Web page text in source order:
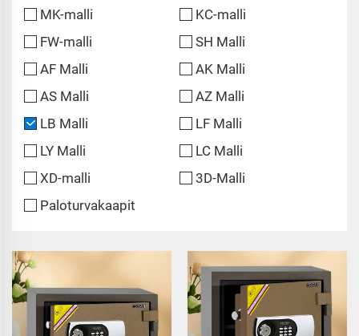
MK-malli
KC-malli
FW-malli
SH Malli
AF Malli
AK Malli
AS Malli
AZ Malli
LB Malli
LF Malli
LY Malli
LC Malli
XD-malli
3D-Malli
Paloturvakaapit